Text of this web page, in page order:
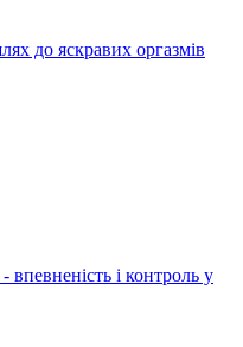
до яскравих оргазмів
впевненість і контроль у